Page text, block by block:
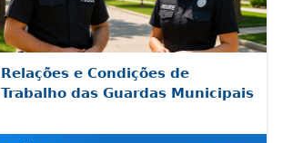
Relações e Condições de
Trabalho das Guardas Municipais